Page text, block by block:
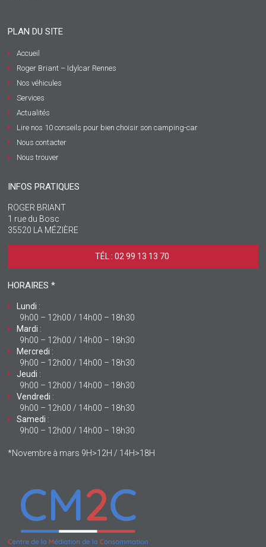
PLAN DU SITE
Accueil
Roger Briant – Idylcar Rennes
Nos véhicules
Services
Actualités
Lire nos 10 conseils pour bien choisir son camping-car
Nous contacter
Nous trouver
INFOS PRATIQUES
ROGER BRIANT
1 rue du Bosc
35520 LA MÉZIÈRE
TÉL : 02 99 13 13 70 ‎
HORAIRES *
Lundi :
9h00 – 12h00 / 14h00 – 18h30
Mardi :
9h00 – 12h00 / 14h00 – 18h30
Mercredi :
9h00 – 12h00 / 14h00 – 18h30
Jeudi :
9h00 – 12h00 / 14h00 – 18h30
Vendredi :
9h00 – 12h00 / 14h00 – 18h30
Samedi :
9h00 – 12h00 / 14h00 – 18h30
*Novembre à mars 9H>12H / 14H>18H